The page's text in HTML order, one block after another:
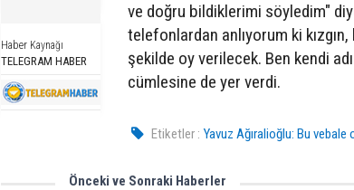
Haber Kaynağı
TELEGRAM HABER
ve doğru bildiklerimi söyledim"
telefonlardan anlıyorum ki kızgın,
şekilde oy verilecek. Ben kendi
cümlesine de yer verdi.
Etiketler : Yavuz Ağıralioğlu: Bu vebale
Önceki ve Sonraki Haberler